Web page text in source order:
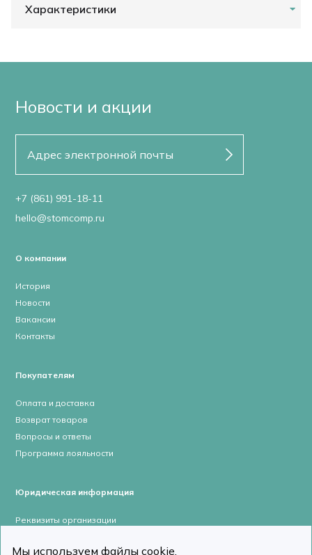
Характеристики
Новости и акции
+7 (861) 991-18-11
hello@stomcomp.ru
О компании
История
Новости
Вакансии
Контакты
Покупателям
Оплата и доставка
Возврат товаров
Вопросы и ответы
Программа лояльности
Юридическая информация
Реквизиты организации
Мы используем файлы cookie.